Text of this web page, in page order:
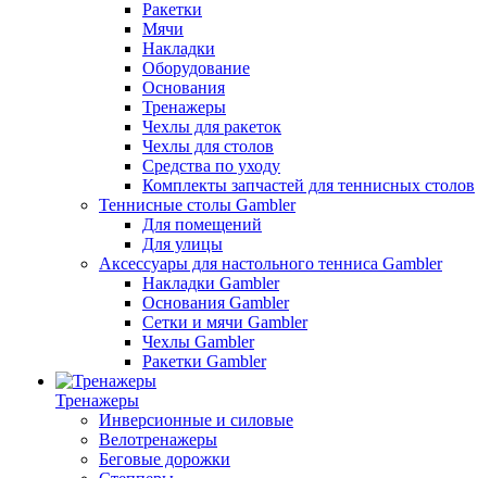
Ракетки
Мячи
Накладки
Оборудование
Основания
Тренажеры
Чехлы для ракеток
Чехлы для столов
Средства по уходу
Комплекты запчастей для теннисных столов
Теннисные столы Gambler
Для помещений
Для улицы
Аксессуары для настольного тенниса Gambler
Накладки Gambler
Основания Gambler
Сетки и мячи Gambler
Чехлы Gambler
Ракетки Gambler
Тренажеры
Инверсионные и силовые
Велотренажеры
Беговые дорожки